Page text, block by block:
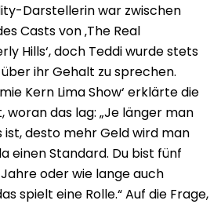
Darstellerin war zwischen
Casts von ‚The Real
Hills‘, doch Teddi wurde stets
ihr Gehalt zu sprechen.
Kern Lima Show‘ erklärte die
woran das lag: „Je länger man
ist, desto mehr Geld wird man
einen Standard. Du bist fünf
oder wie lange auch
spielt eine Rolle.“ Auf die Frage,